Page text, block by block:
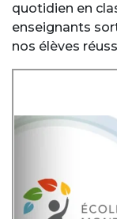
quotidien en
enseignants
nos élèves